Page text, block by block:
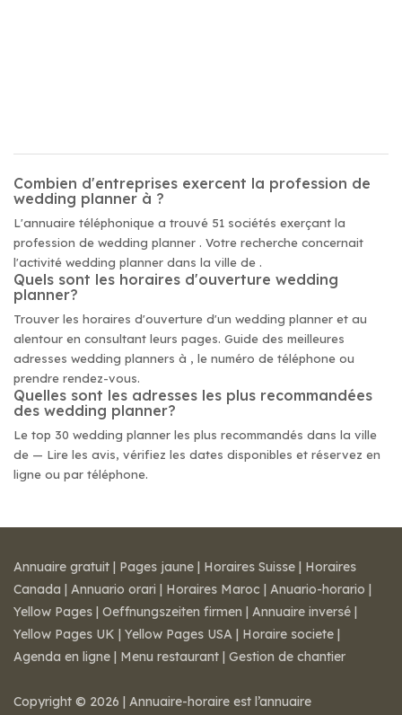
Combien d'entreprises exercent la profession de
wedding planner à ?
L'annuaire téléphonique a trouvé 51 sociétés exerçant la
profession de wedding planner . Votre recherche concernait
l'activité wedding planner dans la ville de .
Quels sont les horaires d'ouverture wedding
planner?
Trouver les horaires d'ouverture d'un wedding planner et au
alentour en consultant leurs pages. Guide des meilleures
adresses wedding planners à , le numéro de téléphone ou
prendre rendez-vous.
Quelles sont les adresses les plus recommandées
des wedding planner?
Le top 30 wedding planner les plus recommandés dans la ville
de — Lire les avis, vérifiez les dates disponibles et réservez en
ligne ou par téléphone.
Annuaire gratuit | Pages jaune | Horaires Suisse | Horaires
Canada | Annuario orari | Horaires Maroc | Anuario-horario |
Yellow Pages | Oeffnungszeiten firmen | Annuaire inversé |
Yellow Pages UK | Yellow Pages USA | Horaire societe |
Agenda en ligne | Menu restaurant | Gestion de chantier
Copyright © 2026 | Annuaire-horaire est l’annuaire